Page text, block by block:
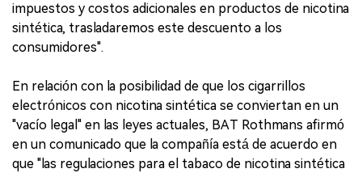
impuestos y costos adicionales en productos de nicotina
sintética, trasladaremos este descuento a los
consumidores".
En relación con la posibilidad de que los cigarrillos
electrónicos con nicotina sintética se conviertan en un
"vacío legal" en las leyes actuales, BAT Rothmans afirmó
en un comunicado que la compañía está de acuerdo en
que "las regulaciones para el tabaco de nicotina sintética